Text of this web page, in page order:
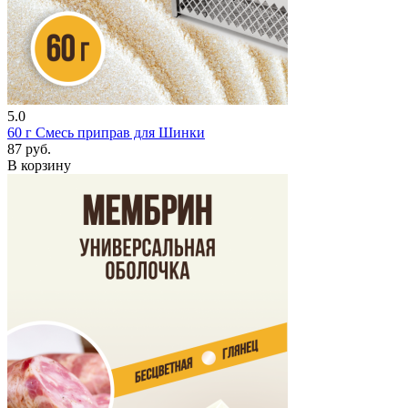
5.0
60 г Смесь приправ для Шинки
87 руб.
В корзину